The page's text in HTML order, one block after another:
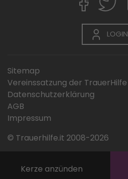
Kerze anzünden
LOGIN
Sitemap
Vereinssatzung der TrauerHilfe
Datenschutzerklärung
AGB
Impressum
© Trauerhilfe.it 2008-2026